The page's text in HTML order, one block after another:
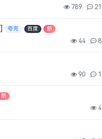
789 21
夸克 百度 新
44 8
90 1
新
4